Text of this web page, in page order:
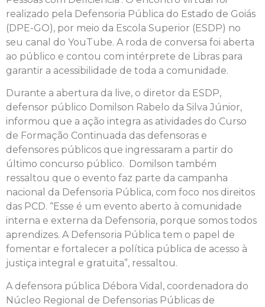
realizado pela Defensoria Pública do Estado de Goiás
(DPE-GO), por meio da Escola Superior (ESDP) no
seu canal do YouTube. A roda de conversa foi aberta
ao público e contou com intérprete de Libras para
garantir a acessibilidade de toda a comunidade.
Durante a abertura da live, o diretor da ESDP,
defensor público Domilson Rabelo da Silva Júnior,
informou que a ação integra as atividades do Curso
de Formação Continuada das defensoras e
defensores públicos que ingressaram a partir do
último concurso público. Domilson também
ressaltou que o evento faz parte da campanha
nacional da Defensoria Pública, com foco nos direitos
das PCD. “Esse é um evento aberto à comunidade
interna e externa da Defensoria, porque somos todos
aprendizes. A Defensoria Pública tem o papel de
fomentar e fortalecer a política pública de acesso à
justiça integral e gratuita”, ressaltou.
A defensora pública Débora Vidal, coordenadora do
Núcleo Regional de Defensorias Públicas de